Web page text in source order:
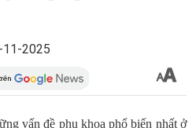
11-2025
vấn đề phụ khoa phổ biến nhất ở